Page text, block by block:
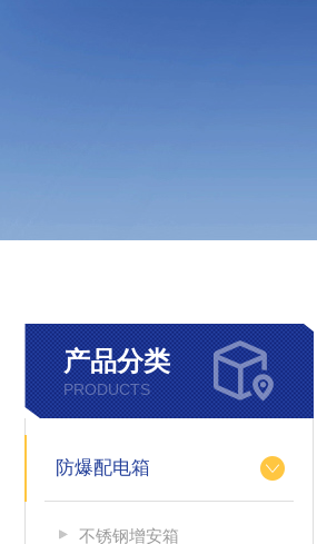
产品分类
PRODUCTS
防爆配电箱
不锈钢增安箱